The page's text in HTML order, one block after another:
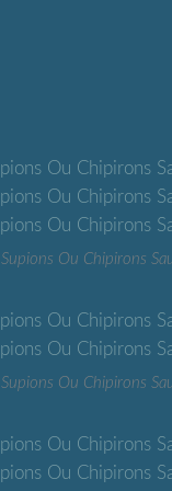
Supions Ou Chipirons
Supions Ou Chipirons